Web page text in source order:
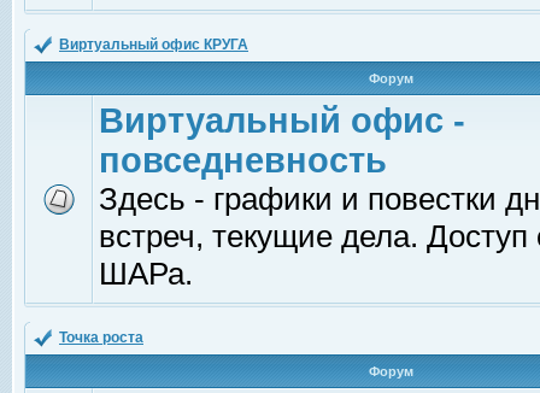
Виртуальный офис КРУГА
Форум
Виртуальный офис -
повседневность
Здесь - графики и повестки
встреч, текущие дела.
ШАРа.
Точка роста
Форум